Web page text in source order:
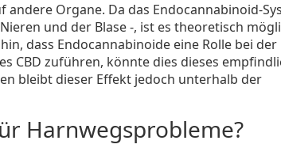
Organe. Da das Endocannabinoid-
und der Blase -, ist es theoretisch
dass Endocannabinoide eine Rolle bei der
CBD zuführen, könnte dies dieses
bleibt dieser Effekt jedoch unterhalb der
Harnwegsprobleme?